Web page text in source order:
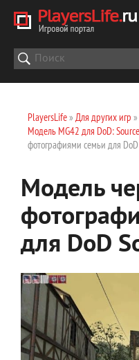
PlayersLife» Для других игр »
Модель MG42 для DoD: Source
фотографиями семьи для
Модель
для DoD